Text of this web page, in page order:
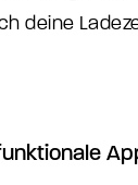
deine